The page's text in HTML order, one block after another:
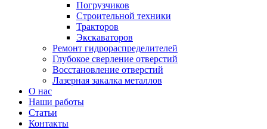
Погрузчиков
Строительной техники
Тракторов
Экскаваторов
Ремонт гидрораспределителей
Глубокое сверление отверстий
Восстановление отверстий
Лазерная закалка металлов
О нас
Наши работы
Статьи
Контакты